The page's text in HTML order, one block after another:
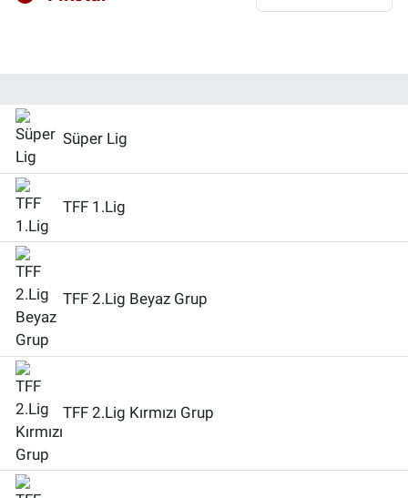
Süper Lig
TFF 1.Lig
TFF 2.Lig Beyaz Grup
TFF 2.Lig Kırmızı Grup
Kadın
Erişim Bilgileri
Teknoloji
Ramazan